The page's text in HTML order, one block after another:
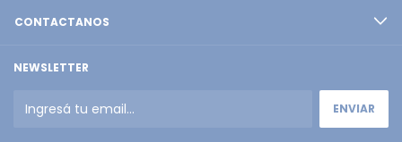
CONTACTANOS
NEWSLETTER